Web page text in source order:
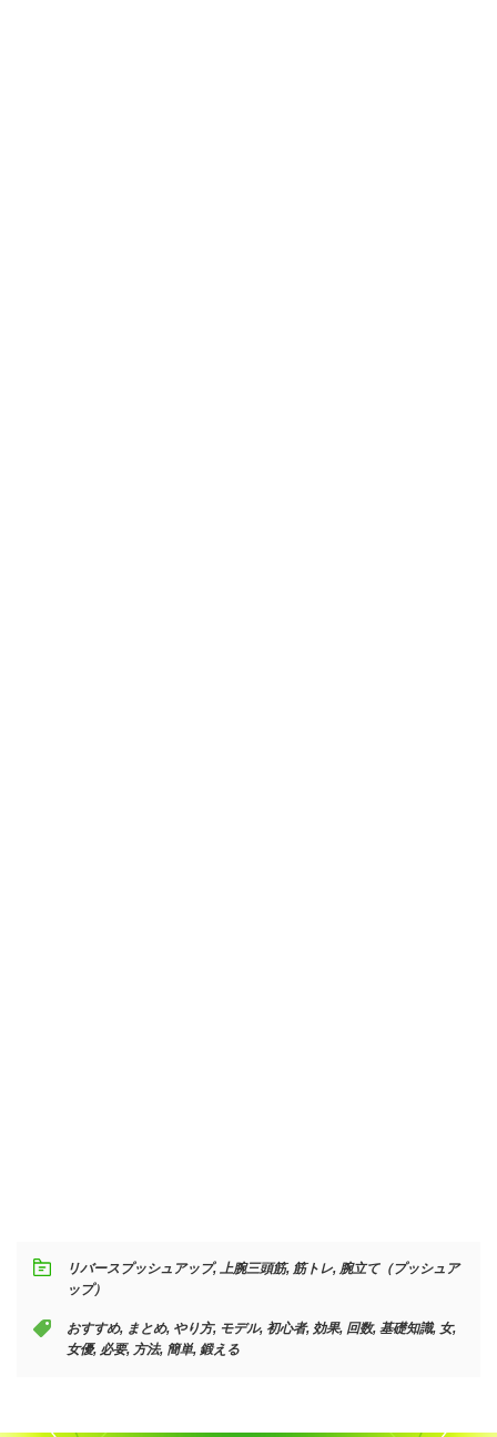
リバースプッシュアップ, 上腕三頭筋, 筋トレ, 腕立て（プッシュア
ップ）
おすすめ, まとめ, やり方, モデル, 初心者, 効果, 回数, 基礎知識, 女,
女優, 必要, 方法, 簡単, 鍛える